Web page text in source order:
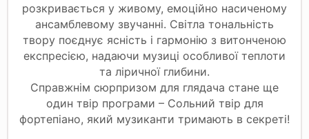
розкривається у живому, емоційно насиченому
ансамблевому звучанні. Світла тональність
твору поєднує ясність і гармонію з витонченою
експресією, надаючи музиці особливої теплоти
та ліричної глибини.
Справжнім сюрпризом для глядача стане ще
один твір програми – Сольний твір для
фортепіано, який музиканти тримають в секреті!